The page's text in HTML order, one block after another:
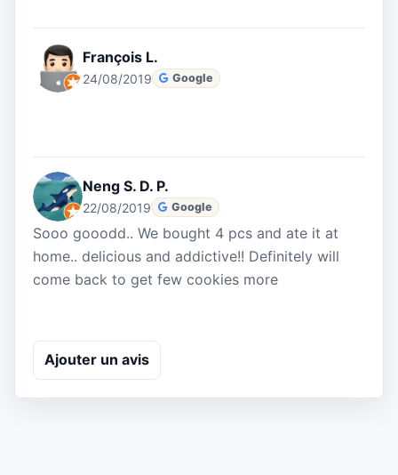
François L.
24/08/2019 Google
Neng S. D. P.
22/08/2019 Google
Sooo gooodd.. We bought 4 pcs and ate it at
home.. delicious and addictive!! Definitely will
come back to get few cookies more
Ajouter un avis